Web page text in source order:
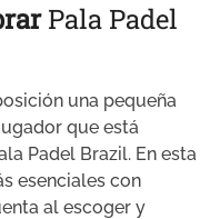
Pala Padel
una pequeña
que está
Padel Brazil. En esta
esenciales con
al escoger y